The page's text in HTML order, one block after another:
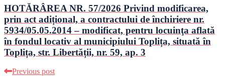
HOTĂRÂREA NR. 57/2026 Privind modificarea,
prin act adițional, a contractului de închiriere nr.
5934/05.05.2014 – modificat, pentru locuinţa aflată
în fondul locativ al municipiului Toplița, situată în
Toplița, str. Libertății, nr. 59, ap. 3
Previous post